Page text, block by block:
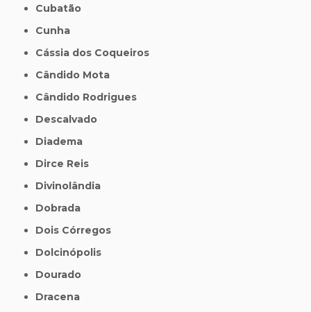
Cubatão
Cunha
Cássia dos Coqueiros
Cândido Mota
Cândido Rodrigues
Descalvado
Diadema
Dirce Reis
Divinolândia
Dobrada
Dois Córregos
Dolcinópolis
Dourado
Dracena